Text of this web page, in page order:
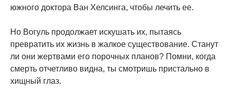
южного доктора Ван Хелсинга, чтобы лечить ее.
Но Вогуль продолжает искушать их, пытаясь
превратить их жизнь в жалкое существование. Станут
ли они жертвами его порочных планов? Помни, когда
смерть отчетливо видна, ты смотришь пристально в
хищный глаз.